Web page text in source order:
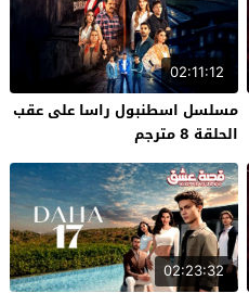
02:11:12
مسلسل اسطنبول راسا على عقب
الحلقة 8 مترجم
02:23:32